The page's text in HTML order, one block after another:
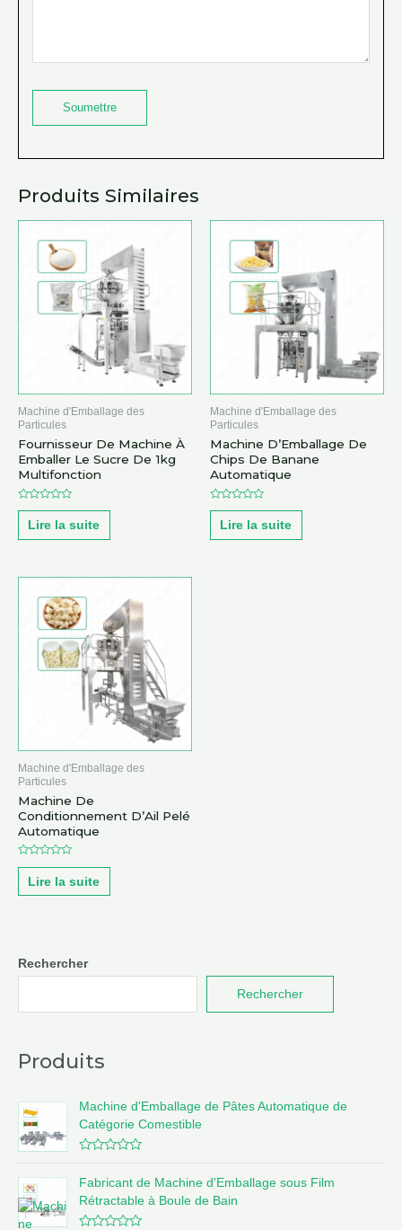
Produits Similaires
Machine d'Emballage des
Particules
Fournisseur De Machine À
Emballer Le Sucre De 1kg
Multifonction
Note
sur
5
Lire la suite
Machine d'Emballage des
Particules
Machine D’Emballage De
Chips De Banane
Automatique
Note
sur
5
Lire la suite
Machine d'Emballage des
Particules
Machine De
Conditionnement D’Ail Pelé
Automatique
Note
sur
5
Lire la suite
Rechercher
Rechercher
Produits
Machine d'Emballage de Pâtes Automatique de
Catégorie Comestible
t
e
0
s
Fabricant de Machine d'Emballage sous Film
Rétractable à Boule de Bain